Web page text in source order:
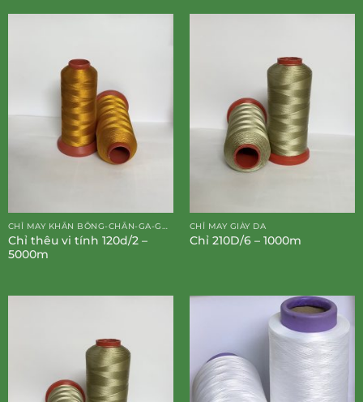
CHỈ MAY KHĂN BÔNG-CHĂN-GA-GỐI-ĐỆM
Chỉ thêu vi tính 120d/2 –
5000m
CHỈ MAY GIÀY DA
Chỉ 210D/6 – 1000m